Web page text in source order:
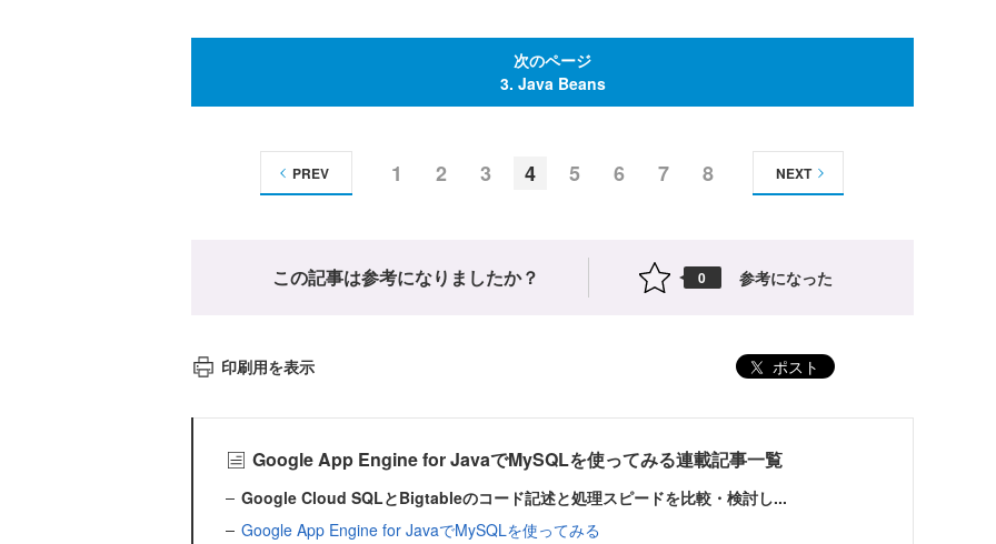
次のページ
3. Java Beans
1 2 3 4 5 6 7 8
PREV NEXT
この記事は参考になりましたか？ 0 参考になった
印刷用を表示 ポスト
Google App Engine for JavaでMySQLを使ってみる連載記事一覧
Google Cloud SQLとBigtableのコード記述と処理スピードを比較・検討し...
Google App Engine for JavaでMySQLを使ってみる